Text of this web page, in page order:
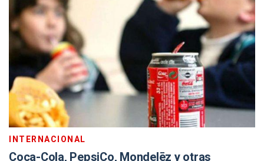
INTERNACIONAL
Coca-Cola, PepsiCo, Mondelēz y otras